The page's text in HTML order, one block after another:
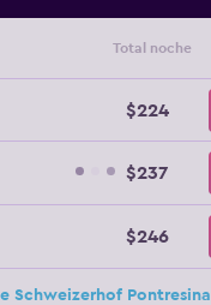
Total noche
$224
$237
$246
Schweizerhof Pontresina